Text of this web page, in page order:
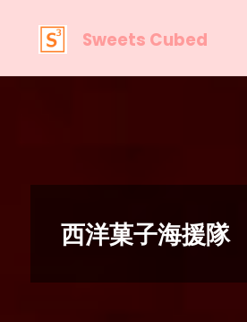
Sweets Cubed
西洋菓子海援隊